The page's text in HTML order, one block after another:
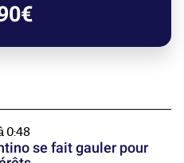
0:48
se fait gauler pour